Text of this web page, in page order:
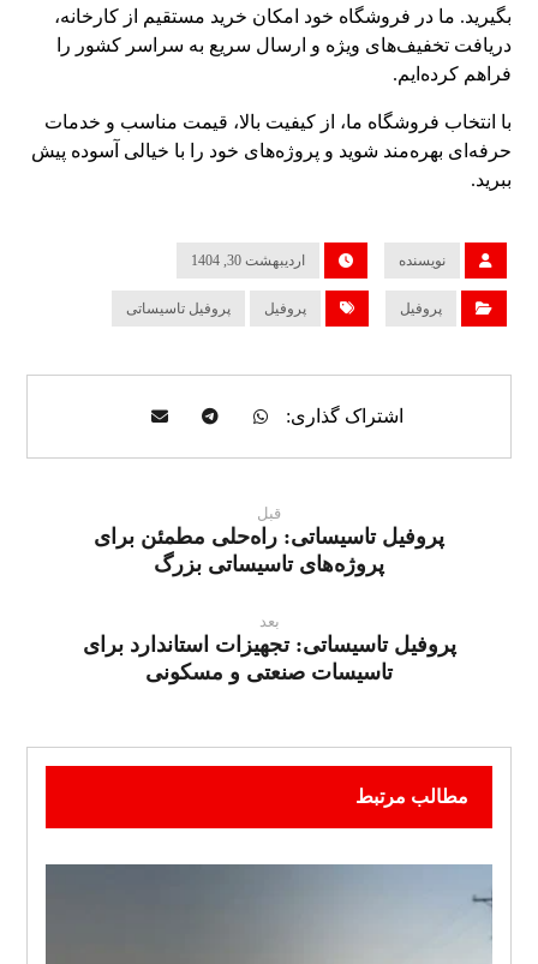
بگیرید. ما در فروشگاه خود امکان خرید مستقیم از کارخانه،
دریافت تخفیف‌های ویژه و ارسال سریع به سراسر کشور را
فراهم کرده‌ایم.
با انتخاب فروشگاه ما، از کیفیت بالا، قیمت مناسب و خدمات
حرفه‌ای بهره‌مند شوید و پروژه‌های خود را با خیالی آسوده پیش
ببرید.
نویسنده اردیبهشت 30, 1404
پروفیل پروفیل پروفیل تاسیساتی
قبل
پروفیل تاسیساتی: راه‌حلی مطمئن برای
پروژه‌های تاسیساتی بزرگ
بعد
پروفیل تاسیساتی: تجهیزات استاندارد برای
تاسیسات صنعتی و مسکونی
مطالب مرتبط